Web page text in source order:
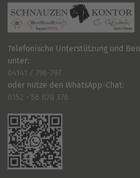
Telefonische Unterstützung und
unter:
04141 / 796-797
oder nutze den WhatsApp-Chat:
0152 - 56 878 376